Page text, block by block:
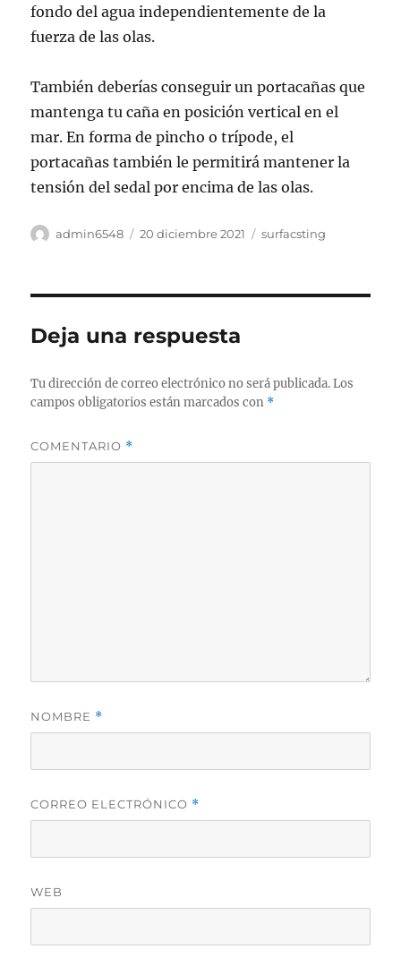
fondo del agua independientemente de la
fuerza de las olas.
También deberías conseguir un portacañas que
mantenga tu caña en posición vertical en el
mar. En forma de pincho o trípode, el
portacañas también le permitirá mantener la
tensión del sedal por encima de las olas.
Autor
admin6548
Publicado
20 diciembre 2021 Categorías
surfacsting
Deja una respuesta
Tu dirección de correo electrónico no será publicada. Los
campos obligatorios están marcados con *
COMENTARIO *
NOMBRE *
CORREO ELECTRÓNICO *
WEB